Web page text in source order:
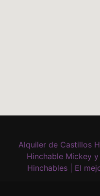
Alquiler de Castillos
Hinchable Mickey
Hinchables | El